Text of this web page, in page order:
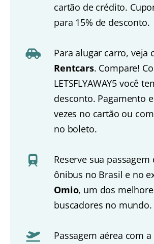
cartão de crédito.
para 15% de desconto.
Para alugar carro, veja
Rentcars. Compare!
LETSFLYAWAY5 você
desconto. Pagamento
vezes no cartão ou
no boleto.
Reserve sua
ônibus no Brasil e no
Omio, um dos
buscadores no mundo.
Passagem aérea com a